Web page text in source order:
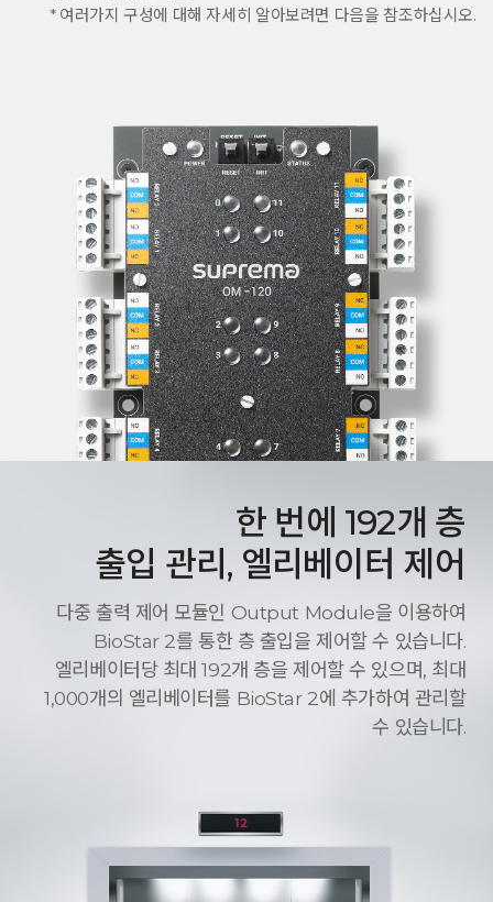
* 여러가지 구성에 대해 자세히 알아보려면 다음을 참조하십시오.
한 번에 192개 층
출입 관리, 엘리베이터 제어
다중 출력 제어 모듈인 Output Module을 이용하여
BioStar 2를 통한 층 출입을 제어할 수 있습니다.
엘리베이터당 최대 192개 층을 제어할 수 있으며, 최대
1,000개의 엘리베이터를 BioStar 2에 추가하여 관리할
수 있습니다.